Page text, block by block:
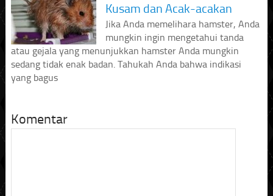
Kusam dan Acak-acakan
Jika Anda memelihara hamster, Anda
mungkin ingin mengetahui tanda
atau gejala yang menunjukkan hamster Anda mungkin
sedang tidak enak badan. Tahukah Anda bahwa indikasi
yang bagus
Komentar